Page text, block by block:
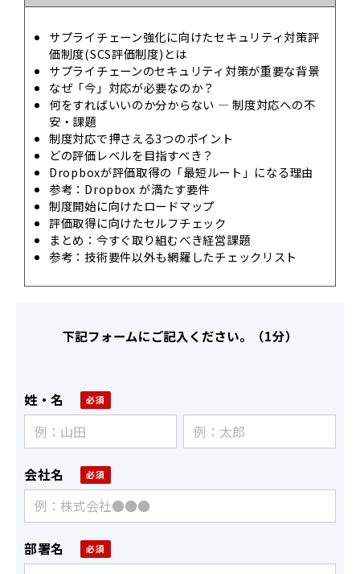
サプライチェーン強化に向けたセキュリティ対策評
価制度(SCS評価制度)とは
サプライチェーンのセキュリティ対策が重要な背景
なぜ「今」対応が必要なのか？
何をすればいいのか分からない ― 制度対応への不
安・課題
制度対応で押さえる3つのポイント
どの評価レベルを目指すべき？
Dropboxが評価取得の「最短ルート」になる理由
参考：Dropbox が満たす要件
制度開始に向けたロードマップ
評価取得に向けたセルフチェック
まとめ：今すぐ取り組むべき経営課題
参考：技術要件以外も網羅したチェックリスト
下記フォームにご記入ください。（1分）
姓・名
会社名
部署名